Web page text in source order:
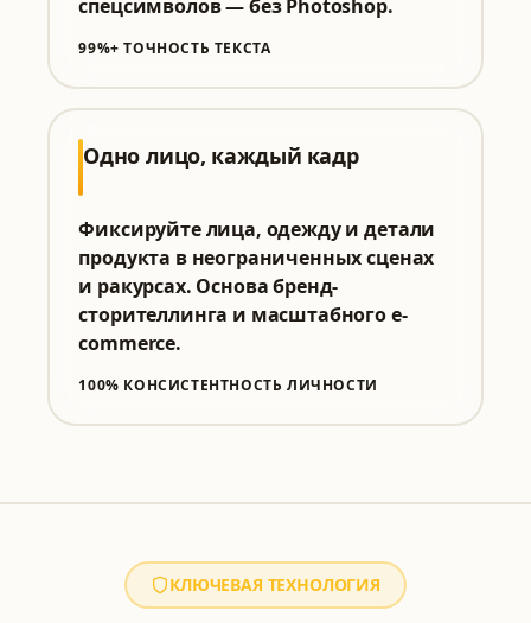
спецсимволов — без Photoshop.
99%+ ТОЧНОСТЬ ТЕКСТА
Одно лицо, каждый кадр
Фиксируйте лица, одежду и детали
продукта в неограниченных сценах
и ракурсах. Основа бренд-
сторителлинга и масштабного e-
commerce.
100% КОНСИСТЕНТНОСТЬ ЛИЧНОСТИ
КЛЮЧЕВАЯ ТЕХНОЛОГИЯ